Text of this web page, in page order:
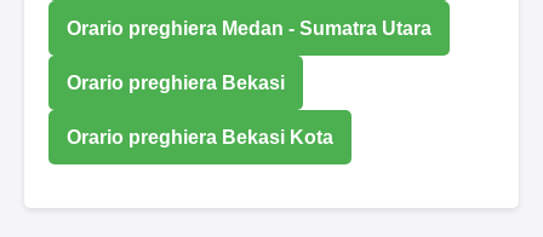
Orario preghiera Medan - Sumatra Utara
Orario preghiera Bekasi
Orario preghiera Bekasi Kota